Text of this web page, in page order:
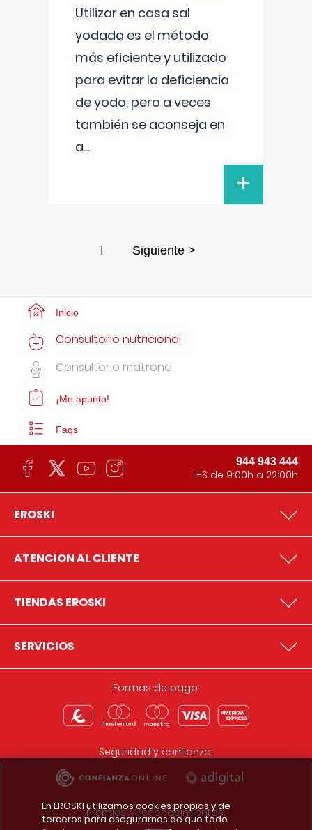
Utilizar en casa sal
yodada es el método
más eficiente y utilizado
para evitar la deficiencia
de yodo, pero a veces
también se aconseja en
a...
+
1 Siguiente >
Inicio
Consultorio nutricional
Consultorio matrona
¡Me apunto!
Faqs
944 943 444
L-S de 9:00h a 22:00h
EROSKI
ATENCION AL CLIENTE
TIENDAS EROSKI
SERVICIOS
Formas de pago:
Seguridad y confianza:
Premios y reconocimientos:
En EROSKI utilizamos cookies propias y de
terceros para asegurarnos de que todo